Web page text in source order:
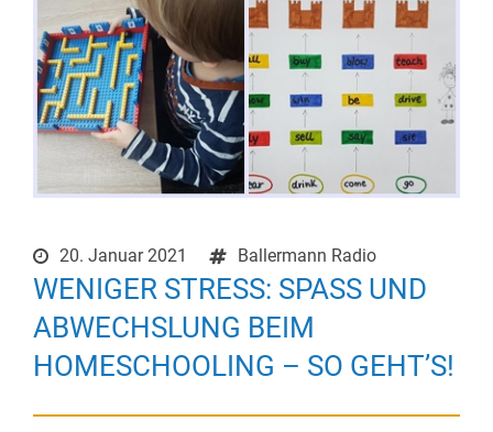
20. Januar 2021 Ballermann Radio
WENIGER STRESS: SPASS UND A
BWECHSLUNG BEIM H
OMESCHOOLING – SO GEHT’S!